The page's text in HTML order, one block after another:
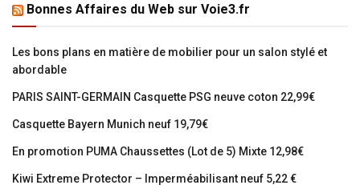
Bonnes Affaires du Web sur Voie3.fr
Les bons plans en matière de mobilier pour un salon stylé et
abordable
PARIS SAINT-GERMAIN Casquette PSG neuve coton 22,99€
Casquette Bayern Munich neuf 19,79€
En promotion PUMA Chaussettes (Lot de 5) Mixte 12,98€
Kiwi Extreme Protector – Imperméabilisant neuf 5,22 €